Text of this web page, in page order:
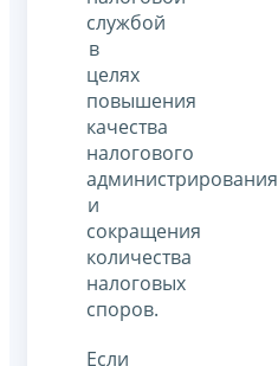
службой
в
целях
повышения
качества
налогового
администрирования
и
сокращения
количества
налоговых
споров.
Если